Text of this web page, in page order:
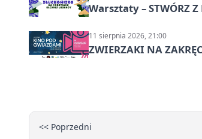
Warsztaty – STWÓRZ
11 sierpnia 2026, 21:00
ZWIERZAKI NA
<< Poprzedni